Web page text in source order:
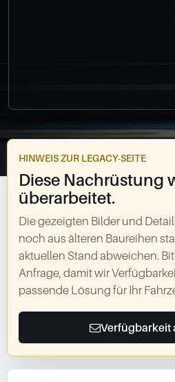
HINWEIS ZUR LEGACY-SEITE
Diese Nachrüstung
überarbeitet.
Die gezeigten Bilder und
noch aus älteren Baureihen
aktuellen Stand abweichen.
Anfrage, damit wir
passende Lösung für Ihr
Verfügbarkeit